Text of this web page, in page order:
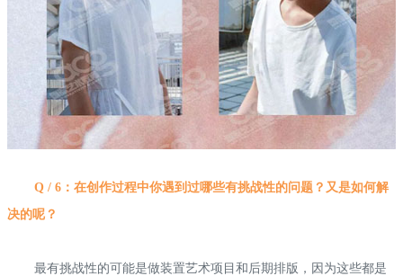
Q / 6：在创作过程中你遇到过哪些有挑战性的问题？又是如何解
决的呢？
最有挑战性的可能是做装置艺术项目和后期排版，因为这些都是